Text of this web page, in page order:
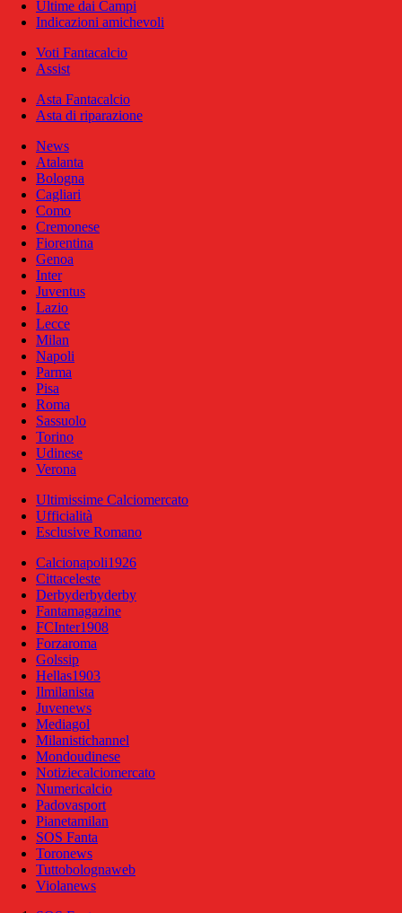
Ultime dai Campi
Indicazioni amichevoli
Voti Fantacalcio
Assist
Asta Fantacalcio
Asta di riparazione
News
Atalanta
Bologna
Cagliari
Como
Cremonese
Fiorentina
Genoa
Inter
Juventus
Lazio
Lecce
Milan
Napoli
Parma
Pisa
Roma
Sassuolo
Torino
Udinese
Verona
Ultimissime Calciomercato
Ufficialità
Esclusive Romano
Calcionapoli1926
Cittaceleste
Derbyderbyderby
Fantamagazine
FCInter1908
Forzaroma
Golssip
Hellas1903
Ilmilanista
Juvenews
Mediagol
Milanistichannel
Mondoudinese
Notiziecalciomercato
Numericalcio
Padovasport
Pianetamilan
SOS Fanta
Toronews
Tuttobolognaweb
Violanews